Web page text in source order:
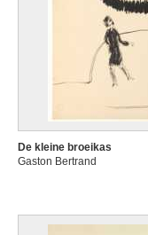
De kleine broeikas
Gaston Bertrand